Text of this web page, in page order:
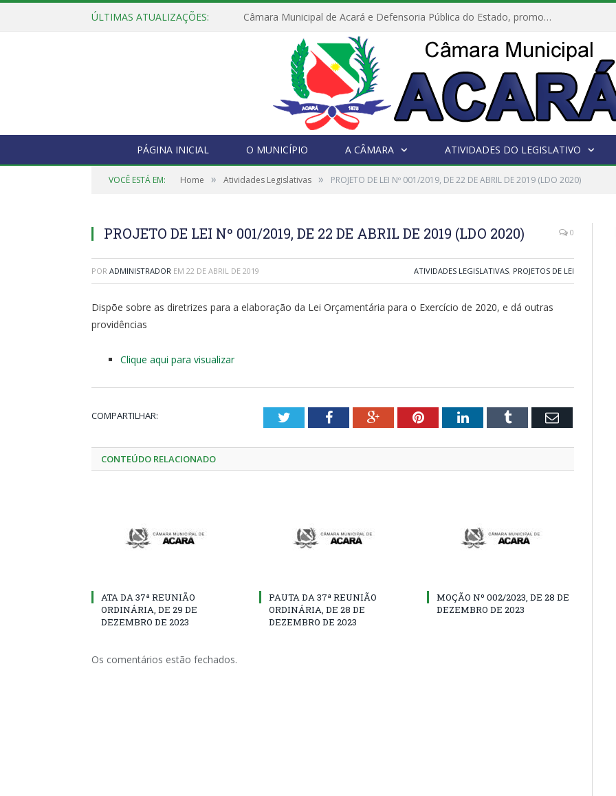
ÚLTIMAS ATUALIZAÇÕES: Câmara Municipal de Acará e Defensoria Pública do Estado, promovem Ação Balcão de Direitos
PÁGINA INICIAL O MUNICÍPIO A CÂMARA ATIVIDADES DO LEGISLATIVO
VOCÊ ESTÁ EM: Home » Atividades Legislativas » PROJETO DE LEI Nº 001/2019, DE 22 DE ABRIL DE 2019 (LDO 2020)
PROJETO DE LEI Nº 001/2019, DE 22 DE ABRIL DE 2019 (LDO 2020) 0
POR ADMINISTRADOR EM 22 DE ABRIL DE 2019 ATIVIDADES LEGISLATIVAS, PROJETOS DE LEI
Dispõe sobre as diretrizes para a elaboração da Lei Orçamentária para o Exercício de 2020, e dá outras
providências
Clique aqui para visualizar
COMPARTILHAR: TwitterFacebookGoogle+PinterestLinkedInTumblr Email
CONTEÚDO RELACIONADO
ATA DA 37ª REUNIÃO
ORDINÁRIA, DE 29 DE
DEZEMBRO DE 2023
PAUTA DA 37ª REUNIÃO
ORDINÁRIA, DE 28 DE
DEZEMBRO DE 2023
MOÇÃO Nº 002/2023, DE 28 DE
DEZEMBRO DE 2023
Os comentários estão fechados.